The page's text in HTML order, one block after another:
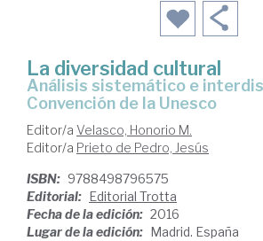
La diversidad cultural
análisis sistemático e interdisciplinar de la
Convención de la Unesco
Editor/a Velasco, Honorio M.
Editor/a Prieto de Pedro, Jesús
ISBN: 9788498796575
Editorial: Editorial Trotta
Fecha de la edición: 2016
Lugar de la edición: Madrid. España